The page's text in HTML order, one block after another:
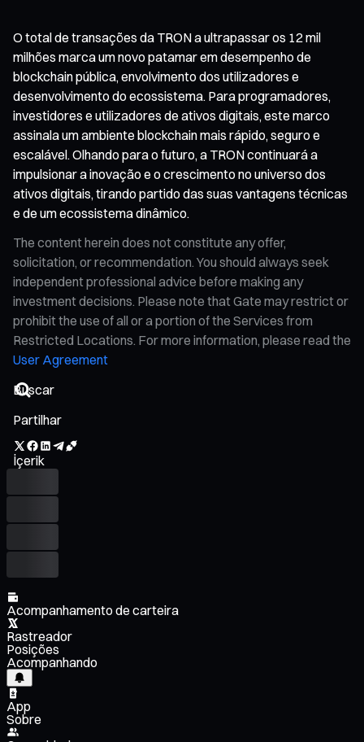
O total de transações da TRON a ultrapassar os 12 mil
milhões marca um novo patamar em desempenho de
blockchain pública, envolvimento dos utilizadores e
desenvolvimento do ecossistema. Para programadores,
investidores e utilizadores de ativos digitais, este marco
assinala um ambiente blockchain mais rápido, seguro e
escalável. Olhando para o futuro, a TRON continuará a
impulsionar a inovação e o crescimento no universo dos
ativos digitais, tirando partido das suas vantagens técnicas
e de um ecossistema dinâmico.
The content herein does not constitute any offer,
solicitation, or recommendation. You should always seek
independent professional advice before making any
investment decisions. Please note that Gate may restrict or
prohibit the use of all or a portion of the Services from
Restricted Locations. For more information, please read the
User Agreement
Partilhar
İçerik
Acompanhamento de carteira
Rastreador
Posições
Acompanhando
App
Sobre